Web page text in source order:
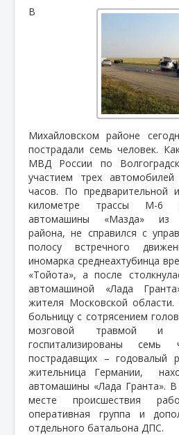
В
Михайловском районе
пострадали семь человек.
МВД России по
участием трех
часов. По предварительной
километре трассы М-6
автомашины «Мазда» из
района, не справился с
полосу встречного
иномарка среднеахтубинца
«Тойота», а после
автомашиной «Лада
жителя Московской
больницу с сотрясением
мозговой травмой и
госпитализированы
пострадавщих – годовалый
жительница Германии,
автомашины «Лада Гранта».
месте происшествия
оперативная группа и
отдельного батальона ДПС.